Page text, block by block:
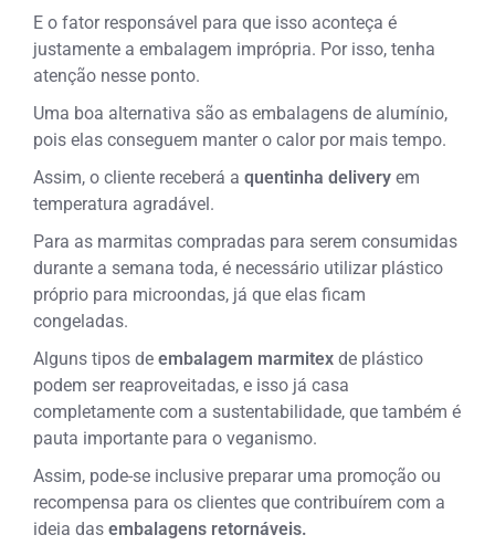
E o fator responsável para que isso aconteça é
justamente a embalagem imprópria. Por isso, tenha
atenção nesse ponto.
Uma boa alternativa são as embalagens de alumínio,
pois elas conseguem manter o calor por mais tempo.
Assim, o cliente receberá aquentinha delivery em
temperatura agradável.
Para as marmitas compradas para serem consumidas
durante a semana toda, é necessário utilizar plástico
próprio para microondas, já que elas ficam
congeladas.
Alguns tipos deembalagem marmitex de plástico
podem ser reaproveitadas, e isso já casa
completamente com a sustentabilidade, que também é
pauta importante para o veganismo.
Assim, pode-se inclusive preparar uma promoção ou
recompensa para os clientes que contribuírem com a
ideia dasembalagens retornáveis.